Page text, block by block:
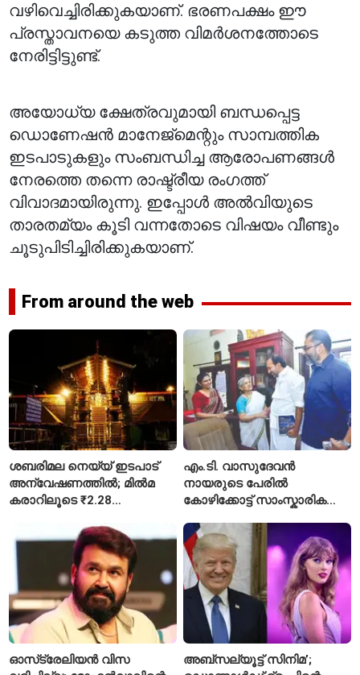
വഴിവെച്ചിരിക്കുകയാണ്. ഭരണപക്ഷം ഈ
പ്രസ്താവനയെ കടുത്ത വിമർശനത്തോടെ
നേരിട്ടിട്ടുണ്ട്.
അയോധ്യ ക്ഷേത്രവുമായി ബന്ധപ്പെട്ട
ഡൊണേഷൻ മാനേജ്മെന്റും സാമ്പത്തിക
ഇടപാടുകളും സംബന്ധിച്ച ആരോപണങ്ങൾ
നേരത്തെ തന്നെ രാഷ്ട്രീയ രംഗത്ത്
വിവാദമായിരുന്നു. ഇപ്പോൾ അൽവിയുടെ
താരതമ്യം കൂടി വന്നതോടെ വിഷയം വീണ്ടും
ചൂടുപിടിച്ചിരിക്കുകയാണ്.
From around the web
ശബരിമല നെയ്യ് ഇടപാട്
അന്വേഷണത്തിൽ; മിൽമ
കരാറിലൂടെ ₹2.28
എഫ്ഐആർ
എം.ടി. വാസുദേവൻ
നായരുടെ പേരിൽ
കോഴിക്കോട്ട് സാംസ്കാരിക
പ്രവർത്തനങ്ങൾക്ക് ₹50
കോടി
ഓസ്‌ട്രേലിയൻ വിസ
അബ്സല്യൂട്ട് സിനിമ’;